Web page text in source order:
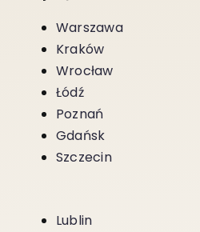
Warszawa
Kraków
Wrocław
Łódź
Poznań
Gdańsk
Szczecin
Lublin